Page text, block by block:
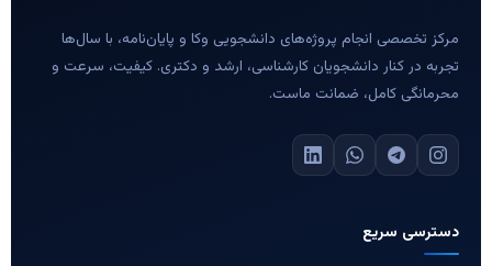
مرکز تخصصی انجام پروژه‌های دانشجویی وکا و پایان‌نامه، با سال‌ها
تجربه در کنار دانشجویان کارشناسی، ارشد و دکتری. کیفیت، سرعت و
محرمانگی کامل، ضمانت ماست.
دسترسی سریع